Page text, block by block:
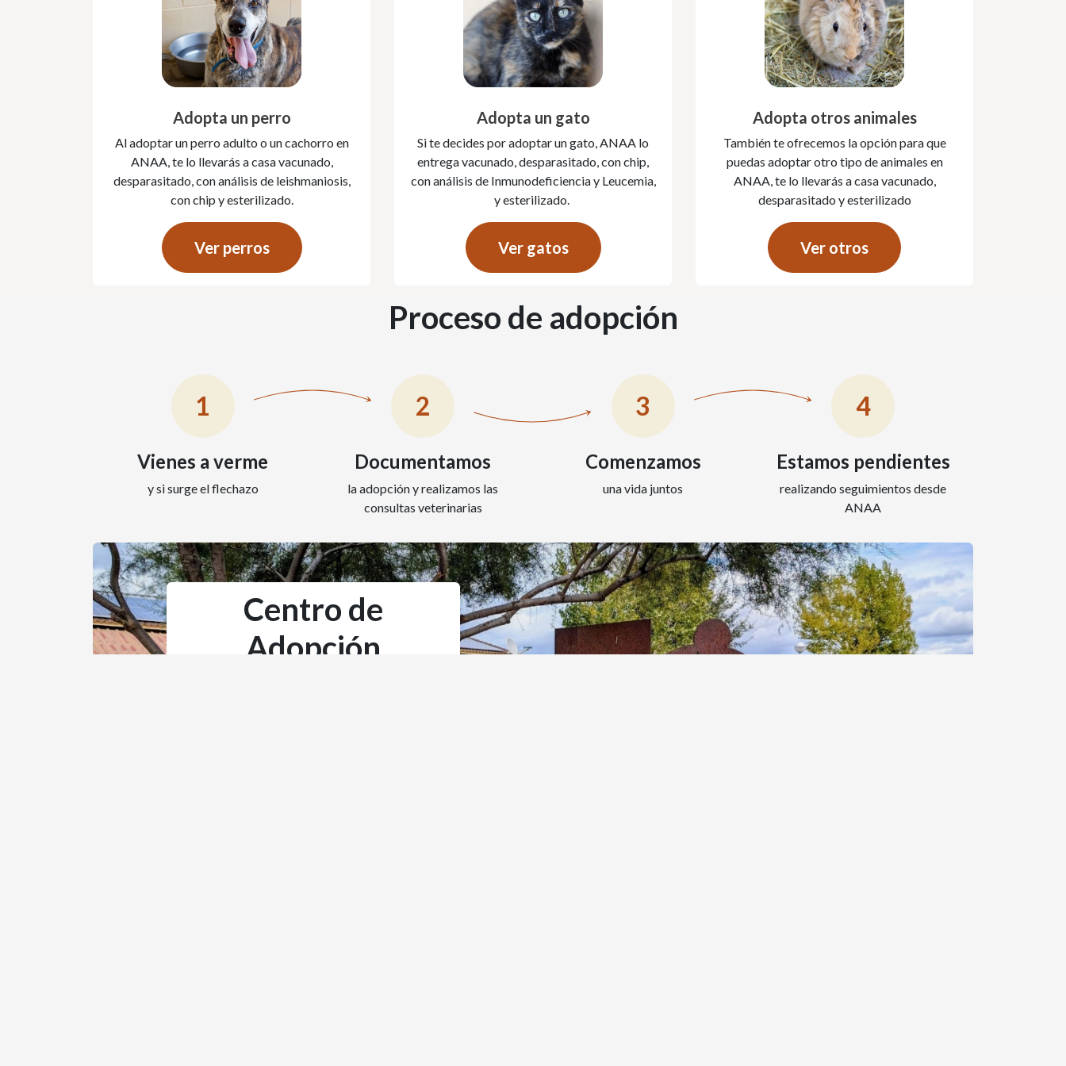
Adopta un perro
Al adoptar un perro adulto o un cachorro en
ANAA, te lo llevarás a casa vacunado,
desparasitado, con análisis de leishmaniosis,
con chip y esterilizado.
Ver perros
Adopta un gato
Si te decides por adoptar un gato, ANAA lo
entrega vacunado, desparasitado, con chip,
con análisis de Inmunodeficiencia y Leucemia,
y esterilizado.
Ver gatos
Adopta otros animales
También te ofrecemos la opción para que
puedas adoptar otro tipo de animales en
ANAA, te lo llevarás a casa vacunado,
desparasitado y esterilizado
Ver otros
Proceso de adopción
1
Vienes a verme
y si surge el flechazo
2
Documentamos
la adopción y realizamos las
consultas veterinarias
3
Comenzamos
una vida juntos
4
Estamos pendientes
realizando seguimientos desde
ANAA
Centro de
Adopción